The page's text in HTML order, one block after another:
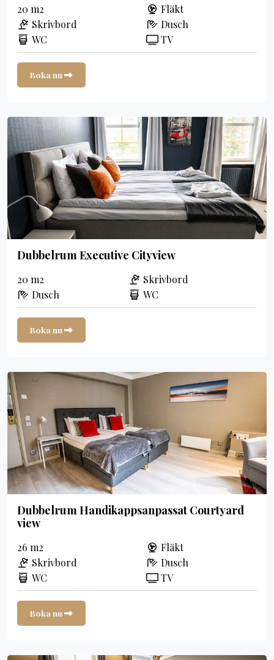
20 m2
Fläkt
Skrivbord
Dusch
WC
TV
Boka nu
Dubbelrum Executive Cityview
20 m2
Skrivbord
Dusch
WC
Boka nu
Dubbelrum Handikappsanpassat Courtyard
view
26 m2
Fläkt
Skrivbord
Dusch
WC
TV
Boka nu